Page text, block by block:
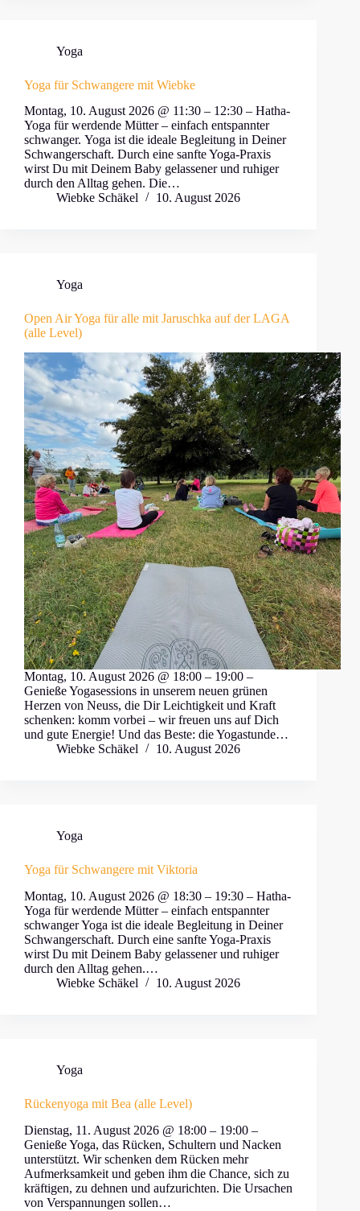
Yoga
Yoga für Schwangere mit Wiebke
Montag, 10. August 2026 @ 11:30 – 12:30 – Hatha-
Yoga für werdende Mütter – einfach entspannter
schwanger. Yoga ist die ideale Begleitung in Deiner
Schwangerschaft. Durch eine sanfte Yoga-Praxis
wirst Du mit Deinem Baby gelassener und ruhiger
durch den Alltag gehen. Die…
Wiebke Schäkel
10. August 2026
Yoga
Open Air Yoga für alle mit Jaruschka auf der LAGA
(alle Level)
Montag, 10. August 2026 @ 18:00 – 19:00 –
Genieße Yogasessions in unserem neuen grünen
Herzen von Neuss, die Dir Leichtigkeit und Kraft
schenken: komm vorbei – wir freuen uns auf Dich
und gute Energie! Und das Beste: die Yogastunde…
Wiebke Schäkel
10. August 2026
Yoga
Yoga für Schwangere mit Viktoria
Montag, 10. August 2026 @ 18:30 – 19:30 – Hatha-
Yoga für werdende Mütter – einfach entspannter
schwanger Yoga ist die ideale Begleitung in Deiner
Schwangerschaft. Durch eine sanfte Yoga-Praxis
wirst Du mit Deinem Baby gelassener und ruhiger
durch den Alltag gehen.…
Wiebke Schäkel
10. August 2026
Yoga
Rückenyoga mit Bea (alle Level)
Dienstag, 11. August 2026 @ 18:00 – 19:00 –
Genieße Yoga, das Rücken, Schultern und Nacken
unterstützt. Wir schenken dem Rücken mehr
Aufmerksamkeit und geben ihm die Chance, sich zu
kräftigen, zu dehnen und aufzurichten. Die Ursachen
von Verspannungen sollen…